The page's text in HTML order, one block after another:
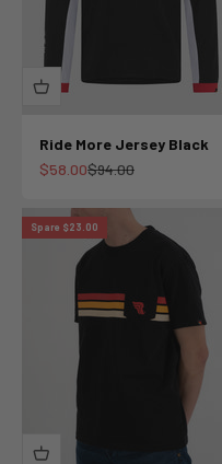
Ride More Jersey Black
Angebot
$58.00Regulärer Preis
$94.00
Spare $23.00